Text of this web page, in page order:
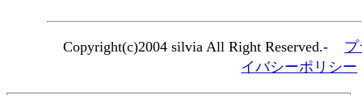
Copyright(c)2004 silvia All Right Reserved.-
イバシーポリシー